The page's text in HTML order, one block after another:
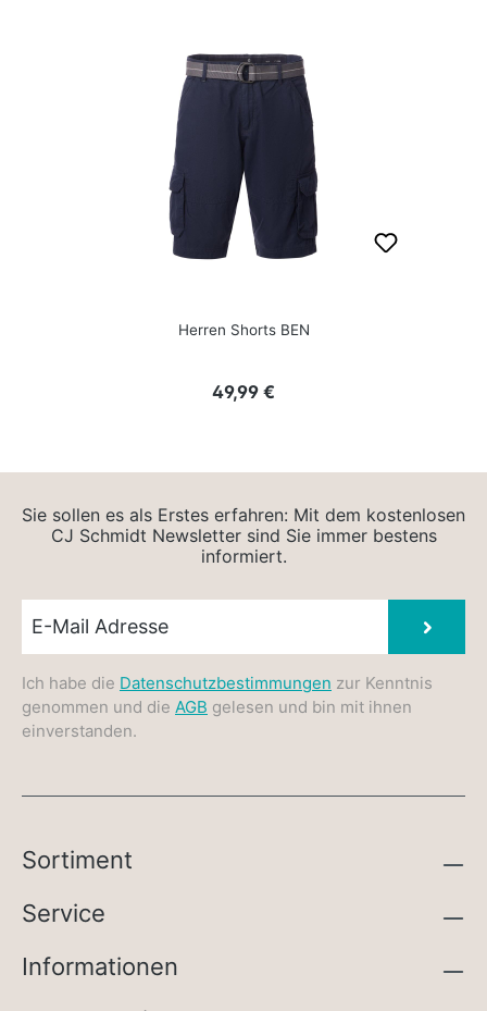
Herren Shorts BEN
Regulärer Preis:
49,99 €
Sie sollen es als Erstes erfahren: Mit dem kostenlosen
CJ Schmidt Newsletter sind Sie immer bestens
informiert.
Ich habe die Datenschutzbestimmungen zur Kenntnis
genommen und die AGB gelesen und bin mit ihnen
einverstanden.
Sortiment
Service
Informationen